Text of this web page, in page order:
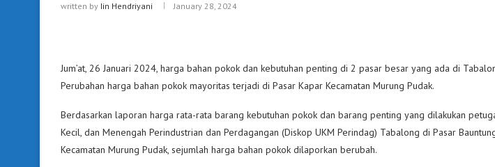
written by Iin Hendriyani January 28, 2024
Jum’at, 26 Januari 2024, harga bahan pokok dan kebutuhan penting di 2 pasar besar yang ada di
Perubahan harga bahan pokok mayoritas terjadi di Pasar Kapar Kecamatan Murung Pudak.
Berdasarkan laporan harga rata-rata barang kebutuhan pokok dan barang penting yang dilakukan
Kecil, dan Menengah Perindustrian dan Perdagangan (Diskop UKM Perindag) Tabalong di Pasar
Kecamatan Murung Pudak, sejumlah harga bahan pokok dilaporkan berubah.